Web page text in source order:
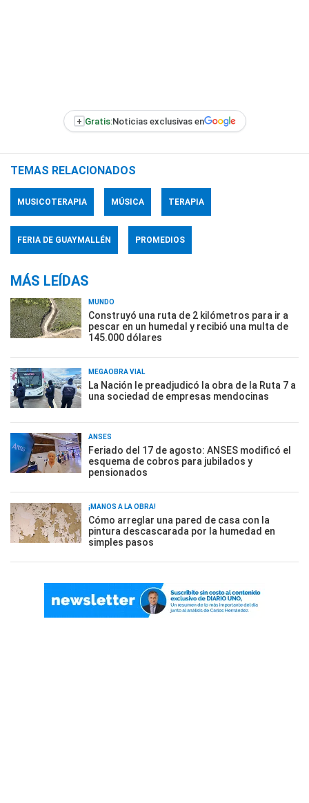
+ Gratis:Noticias exclusivas en
TEMAS RELACIONADOS
MUSICOTERAPIA MÚSICA TERAPIA
FERIA DE GUAYMALLÉN PROMEDIOS
MÁS LEÍDAS
MUNDO
Construyó una ruta de 2 kilómetros para ir a
pescar en un humedal y recibió una multa de
145.000 dólares
MEGAOBRA VIAL
La Nación le preadjudicó la obra de la Ruta 7 a
una sociedad de empresas mendocinas
ANSES
Feriado del 17 de agosto: ANSES modificó el
esquema de cobros para jubilados y
pensionados
¡MANOS A LA OBRA!
Cómo arreglar una pared de casa con la
pintura descascarada por la humedad en
simples pasos